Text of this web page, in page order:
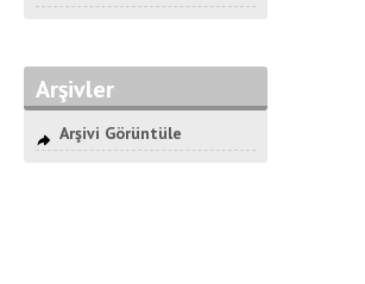
Arşivler
Arşivi Görüntüle